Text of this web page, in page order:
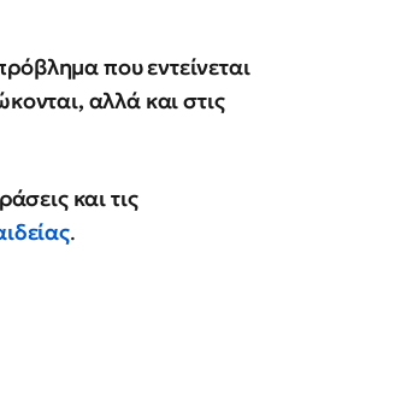
που εντείνεται
αλλά και στις
και τις
.